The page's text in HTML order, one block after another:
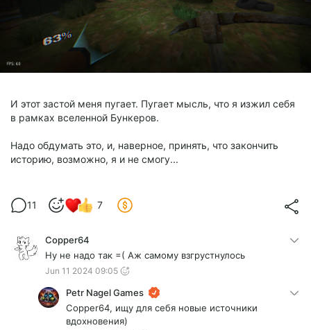
И этот застой меня пугает. Пугает мысль, что я изжил себя
в рамках вселенной Бункеров.
Надо обдумать это, и, наверное, принять, что закончить
историю, возможно, я и не смогу...
11 7
Copper64
Ну не надо так =( Аж самому взгрустнулось
Jun 11 2024 09:05
Petr Nagel Games
Copper64, ищу для себя новые источники
вдохновения)